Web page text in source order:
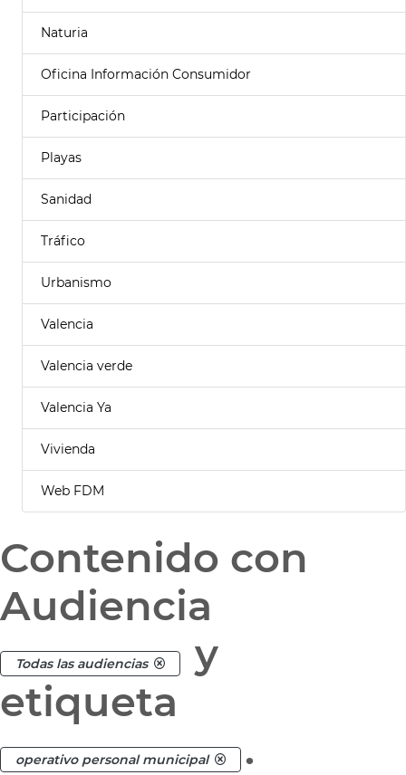
Naturia
Oficina Información Consumidor
Participación
Playas
Sanidad
Tráfico
Urbanismo
Valencia
Valencia verde
Valencia Ya
Vivienda
Web FDM
Contenido con
Audiencia
Todas las audiencias
y
etiqueta
operativo personal municipal .